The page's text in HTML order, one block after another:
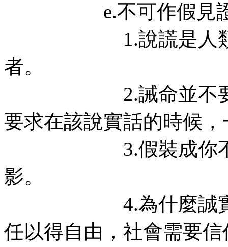
e.不可作假見證陷
1.說謊是人類溝通
者。
2.誡命並不要求人
要求在該說實話的時候
3.假裝成你不是的
影。
4.為什麼誠實 ？
任以得自由，社會需要